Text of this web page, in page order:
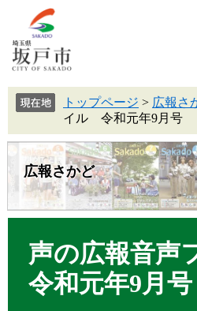
トップページ > 広報さ
イル 令和元年9月号
広報さかど
声の広報音
令和元年9月号